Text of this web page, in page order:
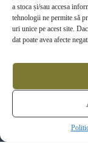
Informații
Politica de Retur
a stoca și/sau accesa
tehnologii ne permite să
uri unice pe acest site.
dat poate avea afecte